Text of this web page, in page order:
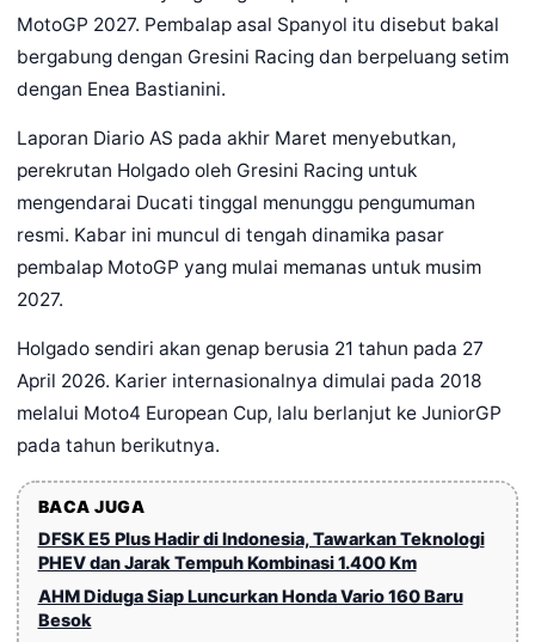
MotoGP 2027. Pembalap asal Spanyol itu disebut bakal
bergabung dengan Gresini Racing dan berpeluang setim
dengan Enea Bastianini.
Laporan Diario AS pada akhir Maret menyebutkan,
perekrutan Holgado oleh Gresini Racing untuk
mengendarai Ducati tinggal menunggu pengumuman
resmi. Kabar ini muncul di tengah dinamika pasar
pembalap MotoGP yang mulai memanas untuk musim
2027.
Holgado sendiri akan genap berusia 21 tahun pada 27
April 2026. Karier internasionalnya dimulai pada 2018
melalui Moto4 European Cup, lalu berlanjut ke JuniorGP
pada tahun berikutnya.
BACA JUGA
DFSK E5 Plus Hadir di Indonesia, Tawarkan Teknologi
PHEV dan Jarak Tempuh Kombinasi 1.400 Km
AHM Diduga Siap Luncurkan Honda Vario 160 Baru
Besok